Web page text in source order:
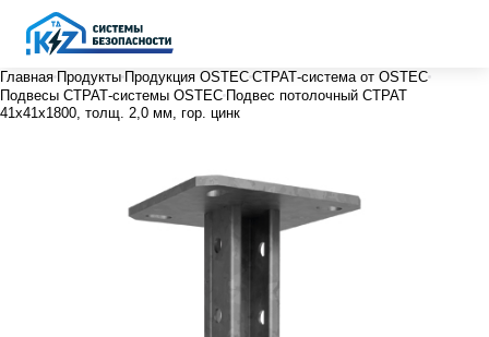
Главная Продукты Продукция OSTEC СТРАТ-система от OSTEC
Подвесы СТРАТ-системы OSTEC Подвес потолочный СТРАТ
41х41х1800, толщ. 2,0 мм, гор. цинк